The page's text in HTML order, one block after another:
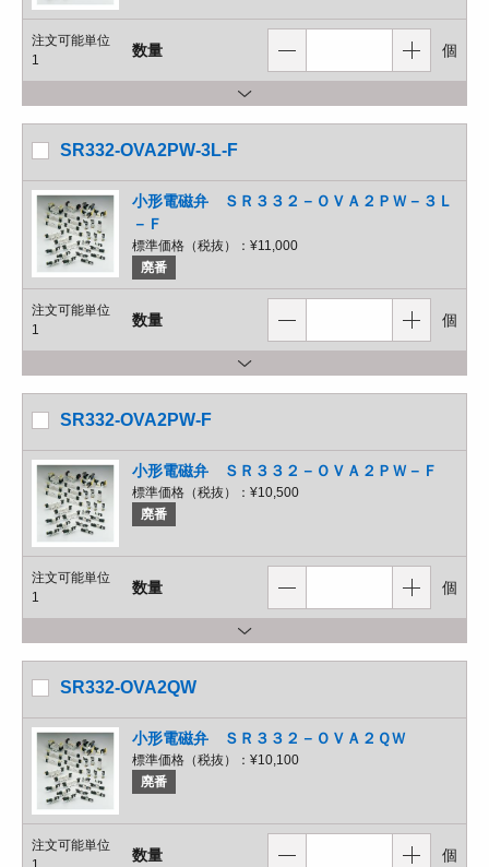
注文可能単位
1
数量 個
SR332-OVA2PW-3L-F
小形電磁弁 ＳＲ３３２－ＯＶＡ２ＰＷ－３Ｌ
－Ｆ
標準価格（税抜）： ¥11,000
廃番
注文可能単位
1
数量 個
SR332-OVA2PW-F
小形電磁弁 ＳＲ３３２－ＯＶＡ２ＰＷ－Ｆ
標準価格（税抜）： ¥10,500
廃番
注文可能単位
1
数量 個
SR332-OVA2QW
小形電磁弁 ＳＲ３３２－ＯＶＡ２ＱＷ
標準価格（税抜）： ¥10,100
廃番
注文可能単位
数量 個